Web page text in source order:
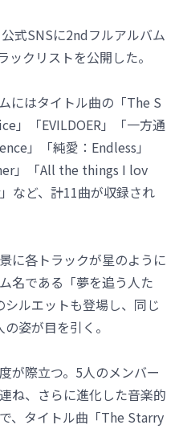
式SNSに2ndフルアルバム
ックリストを公開した。
にはタイトル曲の「The S
」「EVILDOER」「一方通
」「純愛：Endless」
」「All the things I lov
など、計11曲が収録され
に各トラックが星のように
名である「夢を追う人た
シルエットも登場し、同じ
姿が目を引く。
が際立つ。5人のメンバー
ね、さらに進化した音楽的
、タイトル曲「The Starry